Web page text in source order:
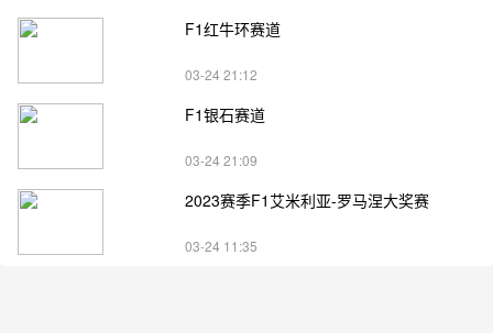
F1红牛环赛道
03-24 21:12
F1银石赛道
03-24 21:09
2023赛季F1艾米利亚-罗马涅大奖赛
03-24 11:35